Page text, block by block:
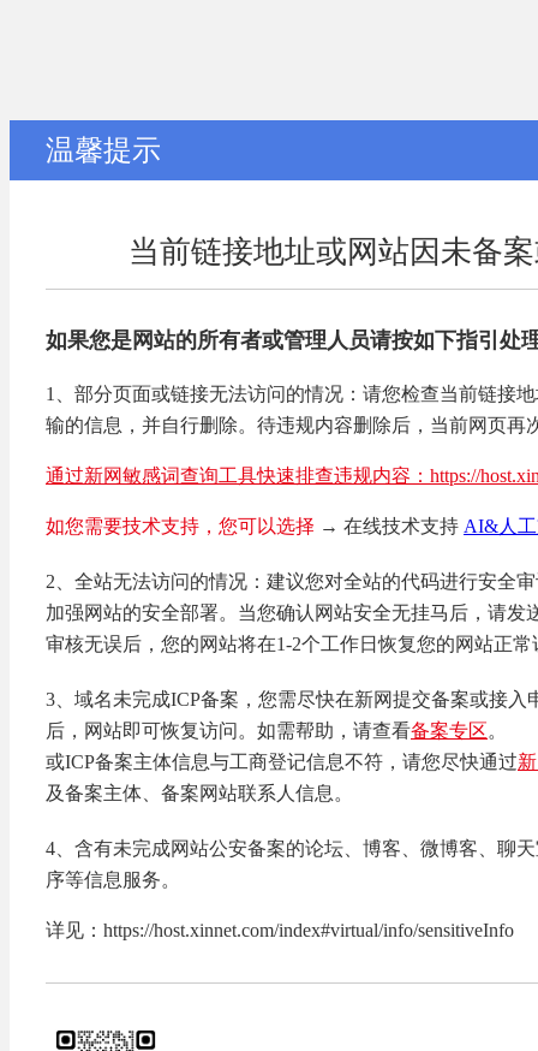
温馨提示
当前链接地址或网站因未备
如果您是网站的所有者或管理人员请按如下指引处
1、部分页面或链接无法访问的情况：请您检查当前链接
输的信息，并自行删除。待违规内容删除后，当前网页再
通过新网敏感词查询工具快速排查违规内容：https://
如您需要技术支持，您可以选择 → 在线技术支持 AI&人
2、全站无法访问的情况：建议您对全站的代码进行安全
加强网站的安全部署。当您确认网站安全无挂马后，请发
审核无误后，您的网站将在1-2个工作日恢复您的网站正常
3、域名未完成ICP备案，您需尽快在新网提交备案或接
后，网站即可恢复访问。如需帮助，请查看备案专区。
或ICP备案主体信息与工商登记信息不符，请您尽快通过
及备案主体、备案网站联系人信息。
4、含有未完成网站公安备案的论坛、博客、微博客、聊
序等信息服务。
详见：https://host.xinnet.com/index#virtual/info/sensitiveInfo